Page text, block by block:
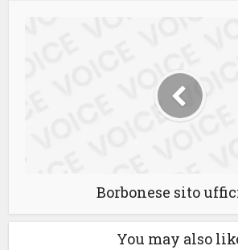
Borbonese sito
You may also